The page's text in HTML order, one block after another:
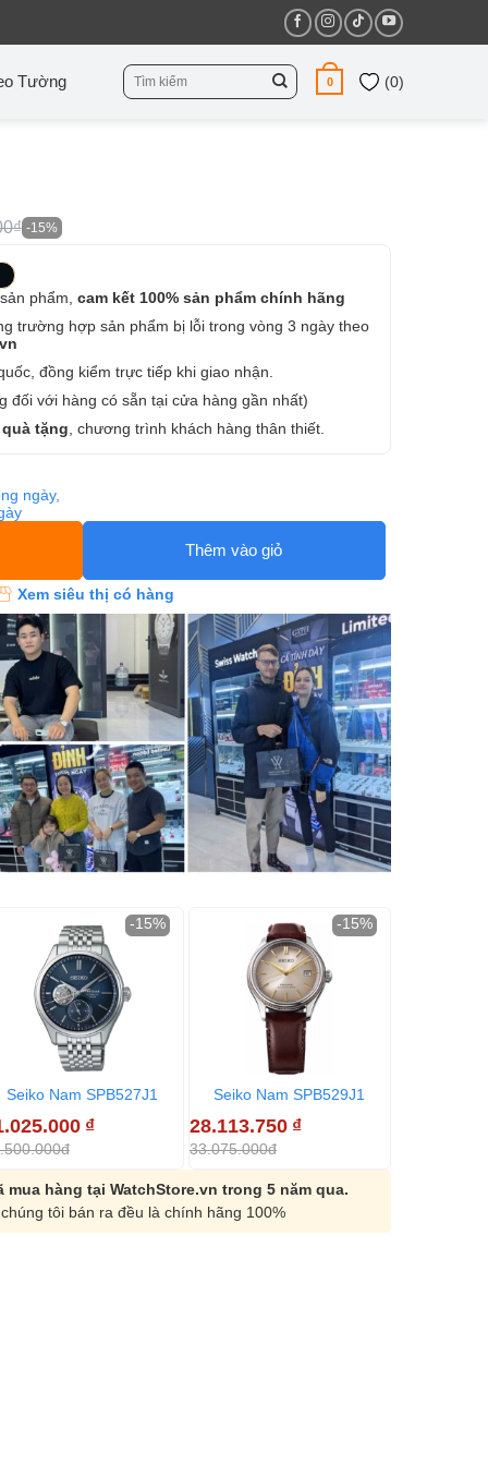
Tường
Tìm
kiếm:
0 (0)
-15%
phẩm, cam kết 100% sản phẩm chính hãng
trường hợp sản phẩm bị lỗi trong vòng 3 ngày theo
đồng kiểm trực tiếp khi giao nhận.
đối với hàng có sẵn tại cửa hàng gần nhất)
tặng , chương trình khách hàng thân thiết.
ngày,
Thêm vào giỏ
Xem siêu thị có hàng
Seiko Nam SPB527J1
₫
-15%
Seiko Nam SPB529J1
28.113.750 ₫
33.075.000đ
-15%
mua hàng tại WatchStore.vn trong 5 năm qua.
tôi bán ra đều là chính hãng 100%